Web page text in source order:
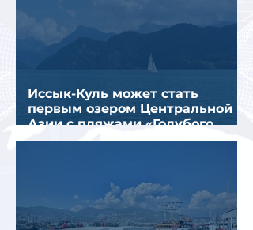
Иссык-Куль может стать
первым озером Центральной
Азии с пляжами «Голубого
флага»